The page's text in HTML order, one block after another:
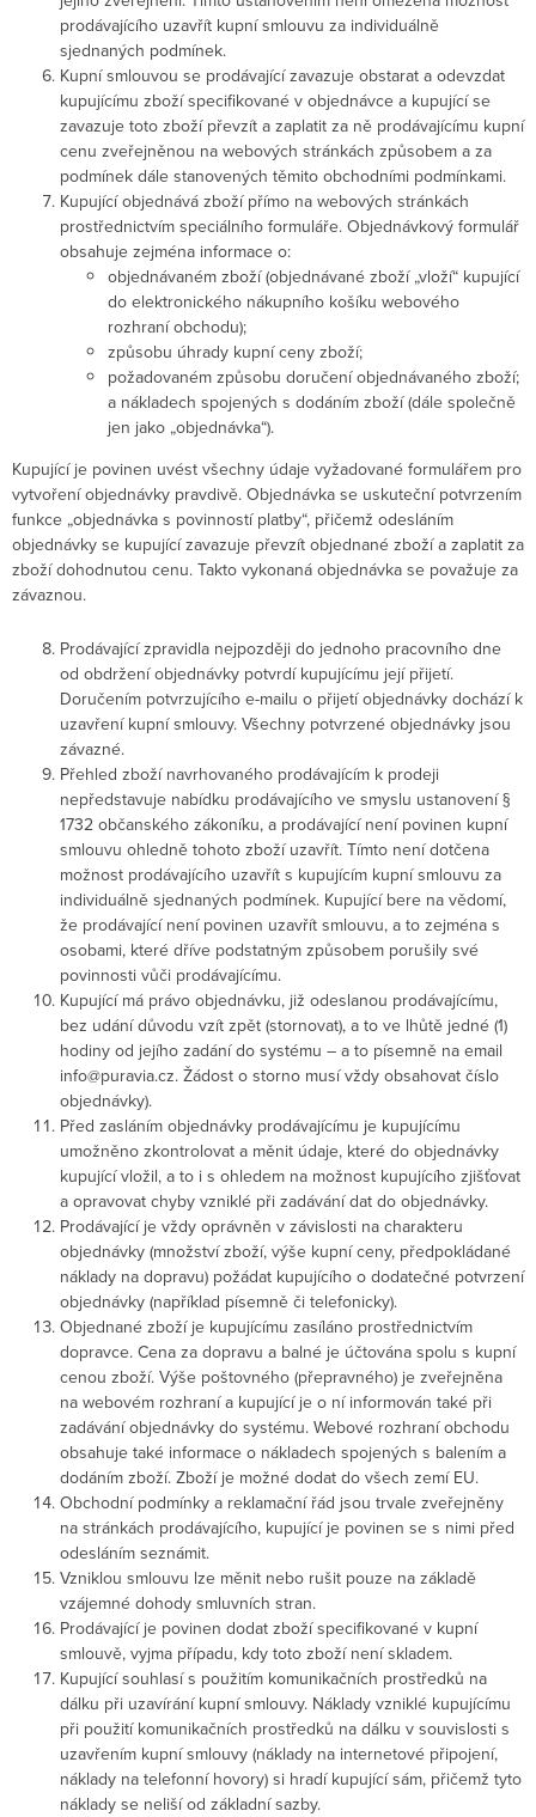
prodávajícího uzavřít kupní smlouvu za individuálně
sjednaných podmínek.
Kupní smlouvou se prodávající zavazuje obstarat a odevzdat
kupujícímu zboží specifikované v objednávce a kupující se
zavazuje toto zboží převzít a zaplatit za ně prodávajícímu kupní
cenu zveřejněnou na webových stránkách způsobem a za
podmínek dále stanovených těmito obchodními podmínkami.
Kupující objednává zboží přímo na webových stránkách
prostřednictvím speciálního formuláře. Objednávkový formulář
obsahuje zejména informace o:
objednávaném zboží (objednávané zboží „vloží“ kupující
do elektronického nákupního košíku webového
rozhraní obchodu);
způsobu úhrady kupní ceny zboží;
požadovaném způsobu doručení objednávaného zboží;
a nákladech spojených s dodáním zboží (dále společně
jen jako „objednávka“).
Kupující je povinen uvést všechny údaje vyžadované formulářem pro
vytvoření objednávky pravdivě. Objednávka se uskuteční potvrzením
funkce „objednávka s povinností platby“, přičemž odesláním
objednávky se kupující zavazuje převzít objednané zboží a zaplatit za
zboží dohodnutou cenu. Takto vykonaná objednávka se považuje za
závaznou.
Prodávající zpravidla nejpozději do jednoho pracovního dne
od obdržení objednávky potvrdí kupujícímu její přijetí.
Doručením potvrzujícího e-mailu o přijetí objednávky dochází k
uzavření kupní smlouvy. Všechny potvrzené objednávky jsou
závazné.
Přehled zboží navrhovaného prodávajícím k prodeji
nepředstavuje nabídku prodávajícího ve smyslu ustanovení §
1732 občanského zákoníku, a prodávající není povinen kupní
smlouvu ohledně tohoto zboží uzavřít. Tímto není dotčena
možnost prodávajícího uzavřít s kupujícím kupní smlouvu za
individuálně sjednaných podmínek. Kupující bere na vědomí,
že prodávající není povinen uzavřít smlouvu, a to zejména s
osobami, které dříve podstatným způsobem porušily své
povinnosti vůči prodávajícímu.
Kupující má právo objednávku, již odeslanou prodávajícímu,
bez udání důvodu vzít zpět (stornovat), a to ve lhůtě jedné (1)
hodiny od jejího zadání do systému – a to písemně na email
info@puravia.cz. Žádost o storno musí vždy obsahovat číslo
objednávky).
Před zasláním objednávky prodávajícímu je kupujícímu
umožněno zkontrolovat a měnit údaje, které do objednávky
kupující vložil, a to i s ohledem na možnost kupujícího zjišťovat
a opravovat chyby vzniklé při zadávání dat do objednávky.
Prodávající je vždy oprávněn v závislosti na charakteru
objednávky (množství zboží, výše kupní ceny, předpokládané
náklady na dopravu) požádat kupujícího o dodatečné potvrzení
objednávky (například písemně či telefonicky).
Objednané zboží je kupujícímu zasíláno prostřednictvím
dopravce. Cena za dopravu a balné je účtována spolu s kupní
cenou zboží. Výše poštovného (přepravného) je zveřejněna
na webovém rozhraní a kupující je o ní informován také při
zadávání objednávky do systému. Webové rozhraní obchodu
obsahuje také informace o nákladech spojených s balením a
dodáním zboží. Zboží je možné dodat do všech zemí EU.
Obchodní podmínky a reklamační řád jsou trvale zveřejněny
na stránkách prodávajícího, kupující je povinen se s nimi před
odesláním seznámit.
Vzniklou smlouvu lze měnit nebo rušit pouze na základě
vzájemné dohody smluvních stran.
Prodávající je povinen dodat zboží specifikované v kupní
smlouvě, vyjma případu, kdy toto zboží není skladem.
Kupující souhlasí s použitím komunikačních prostředků na
dálku při uzavírání kupní smlouvy. Náklady vzniklé kupujícímu
při použití komunikačních prostředků na dálku v souvislosti s
uzavřením kupní smlouvy (náklady na internetové připojení,
náklady na telefonní hovory) si hradí kupující sám, přičemž tyto
náklady se neliší od základní sazby.